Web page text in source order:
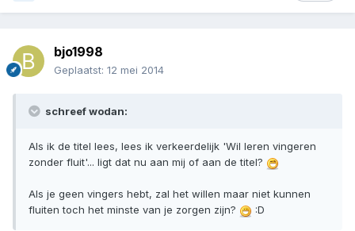
bjo1998
Geplaatst: 12 mei 2014
schreef wodan:
Als ik de titel lees, lees ik verkeerdelijk 'Wil leren vingeren
zonder fluit'... ligt dat nu aan mij of aan de titel?
Als je geen vingers hebt, zal het willen maar niet kunnen
fluiten toch het minste van je zorgen zijn?
:D